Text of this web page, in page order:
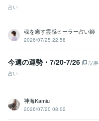
占い
魂を癒す霊感ヒーラー占い師
2026/07/25 22:58
今週の運勢・7/20-7/26
記事
占い
神海Kamiu
2026/07/20 08:02